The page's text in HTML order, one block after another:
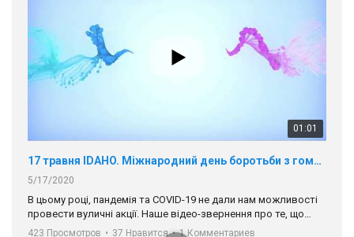
01:01
17 травня IDAHO. Міжнародний день боротьби з гомофобією трансфобією і біфобія.
5/17/2020
В цьому році, пандемія та COVІD-19 не дали нам можливості
провести вуличні акції. Наше відео-звернення про те, що
навіть коли ми у різних містах та не можемо зустрінеться, ми
423 Просмотров • 37 Нравится • 1 Комментариев